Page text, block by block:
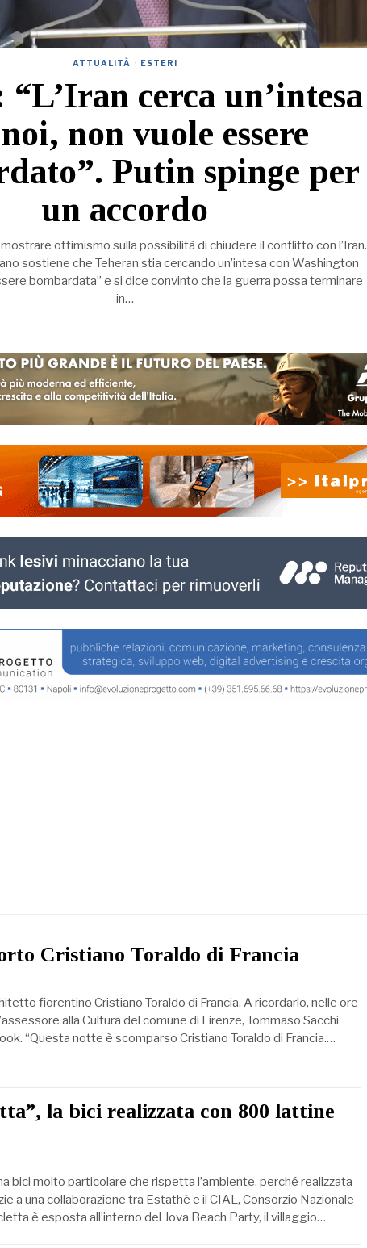
ATTUALITÀ · ESTERI
cerca un’intesa
non vuole essere
Putin spinge per
un accordo
ottimismo sulla possibilità di chiudere il conflitto con l’Iran.
sostiene che Teheran stia cercando un’intesa con Washington
bombardata” e si dice convinto che la guerra possa terminare
in…
Cristiano Toraldo di Francia
fiorentino Cristiano Toraldo di Francia. A ricordarlo, nelle ore
alla Cultura del comune di Firenze, Tommaso Sacchi
“Questa notte è scomparso Cristiano Toraldo di Francia.…
la bici realizzata con 800 lattine
bici molto particolare che rispetta l’ambiente, perché realizzata
a una collaborazione tra Estathè e il CIAL, Consorzio Nazionale
è esposta all’interno del Jova Beach Party, il villaggio…